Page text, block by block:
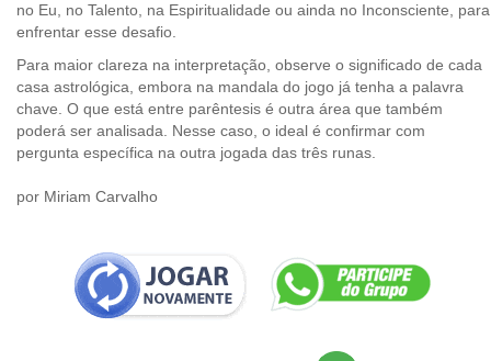
no Eu, no Talento, na Espiritualidade ou ainda no Inconsciente, para
enfrentar esse desafio.
Para maior clareza na interpretação, observe o significado de cada
casa astrológica, embora na mandala do jogo já tenha a palavra
chave. O que está entre parêntesis é outra área que também
poderá ser analisada. Nesse caso, o ideal é confirmar com
pergunta específica na outra jogada das três runas.
por Miriam Carvalho